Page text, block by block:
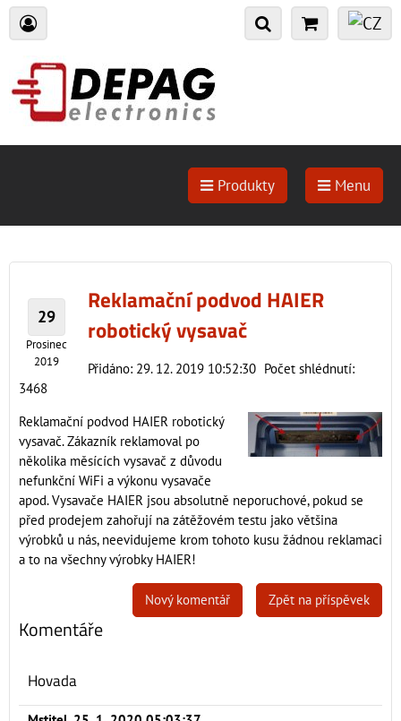
Produkty Menu
29
Prosinec
2019
Reklamační podvod HAIER
robotický vysavač
Přidáno: 29. 12. 2019 10:52:30 Počet shlédnutí:
3468
Reklamační podvod HAIER robotický
vysavač. Zákazník reklamoval po
několika měsících vysavač z důvodu
nefunkční WiFi a výkonu vysavače
apod. Vysavače HAIER jsou absolutně neporuchové, pokud se
před prodejem zahořují na zátěžovém testu jako většina
výrobků u nás, neevidujeme krom tohoto kusu žádnou reklamaci
a to na všechny výrobky HAIER!
Zpět na příspěvek
Nový komentář
Komentáře
Hovada